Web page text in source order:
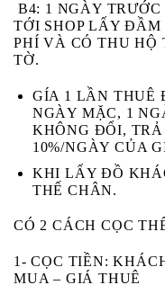
B4: 1 NGÀY
TỚI SHOP LẤY
PHÍ VÀ CÓ THU HỘ
TỜ.
GÍA 1 LẦN THUÊ
NGÀY MẶC, 1
KHÔNG ĐỔI,
10%/NGÀY CỦA
KHI LẤY ĐỒ
THẾ CHÂN.
CÓ 2 CÁCH CỌC
1- CỌC TIỀN:
MUA – GIÁ THUÊ